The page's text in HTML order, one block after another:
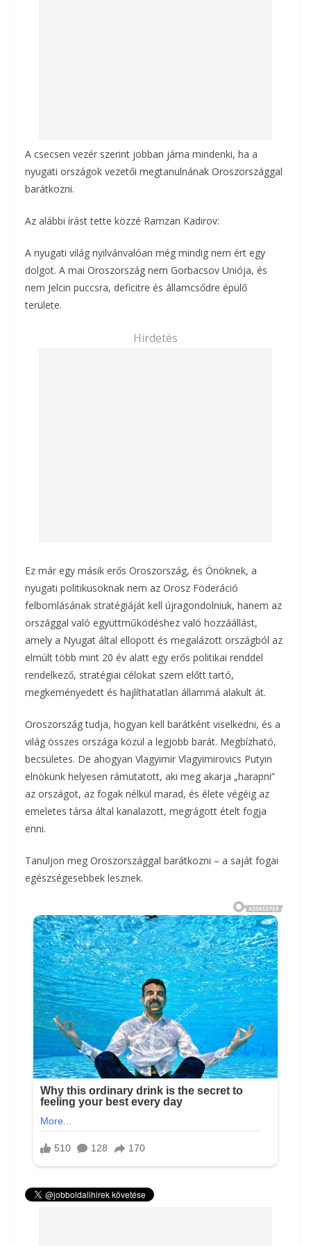
A csecsen vezér szerint jobban járna mindenki, ha a
nyugati országok vezetői megtanulnának Oroszországgal
barátkozni.
Az alábbi írást tette közzé Ramzan Kadirov:
A nyugati világ nyilvánvalóan még mindig nem ért egy
dolgot. A mai Oroszország nem Gorbacsov Uniója, és
nem Jelcin puccsra, deficitre és államcsődre épülő
területe.
Hirdetés
Ez már egy másik erős Oroszország, és Önöknek, a
nyugati politikusoknak nem az Orosz Föderáció
felbomlásának stratégiáját kell újragondolniuk, hanem az
országgal való együttműködéshez való hozzáállást,
amely a Nyugat által ellopott és megalázott országból az
elmúlt több mint 20 év alatt egy erős politikai renddel
rendelkező, stratégiai célokat szem előtt tartó,
megkeményedett és hajlíthatatlan állammá alakult át.
Oroszország tudja, hogyan kell barátként viselkedni, és a
világ összes országa közül a legjobb barát. Megbízható,
becsületes. De ahogyan Vlagyimir Vlagyimirovics Putyin
elnökünk helyesen rámutatott, aki meg akarja „harapni”
az országot, az fogak nélkül marad, és élete végéig az
emeletes társa által kanalazott, megrágott ételt fogja
enni.
Tanuljon meg Oroszországgal barátkozni – a saját fogai
egészségesebbek lesznek.